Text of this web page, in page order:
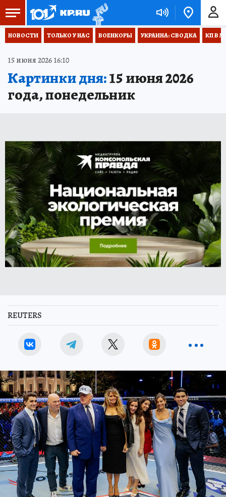
НОВОСТИ ТОЛЬКО У НАС ВОЕНКОРЫ УКРАИНА: СВОДКА КП В
15 июня 2026 16:10
Картинки дня:15 июня 2026
года, понедельник
REUTERS